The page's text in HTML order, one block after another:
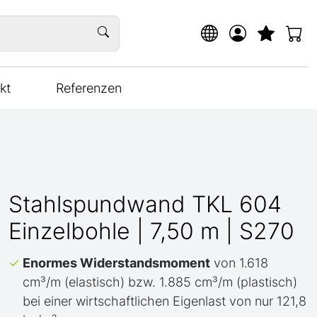
Referenzen
Stahlspundwand TKL 604
Einzelbohle | 7,50 m | S270
Enormes Widerstandsmoment von 1.618
cm³/m (elastisch) bzw. 1.885 cm³/m (plastisch)
bei einer wirtschaftlichen Eigenlast von nur 121,8